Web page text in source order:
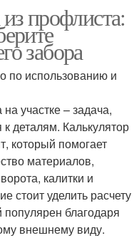
профлиста:
забора
по использованию и
участке – задача,
деталям. Калькулятор
который помогает
материалов,
калитки и
стоит уделить расчету
благодаря
внешнему виду.